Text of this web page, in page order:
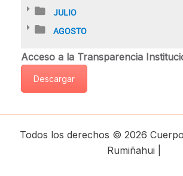
JULIO
AGOSTO
Acceso a la Transparencia
Descargar
Todos los derechos © 2026
Rumiñahui |